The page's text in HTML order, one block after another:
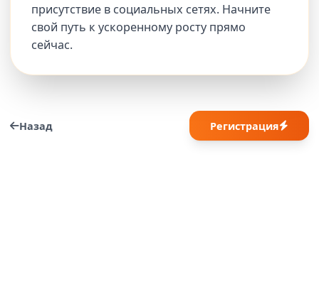
присутствие в социальных сетях. Начните
свой путь к ускоренному росту прямо
сейчас.
Назад Регистрация